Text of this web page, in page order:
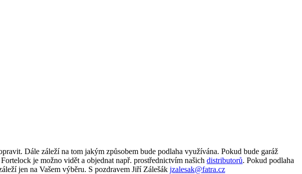
Dále záleží na tom jakým způsobem bude podlaha využívána. Pokud bude garáž
je možno vidět a objednat např. prostřednictvím našich distributorů. Pokud podlaha
jen na Vašem výběru. S pozdravem Jiří Zálešák jzalesak@fatra.cz